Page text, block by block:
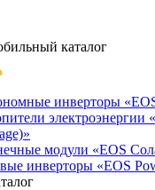
каталог
инверторы
электроэнергии
модули «EOS
инверторы «EOS